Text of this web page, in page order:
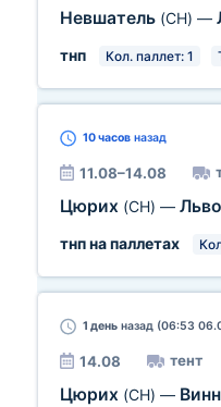
Невшатель (CH) —
тнп
Кол. паллет: 1
10 часов назад
11.08–14.08
Цюрих (CH) —
тнп на паллетах
1 день назад (06:53
14.08 тент
Цюрих (CH) —